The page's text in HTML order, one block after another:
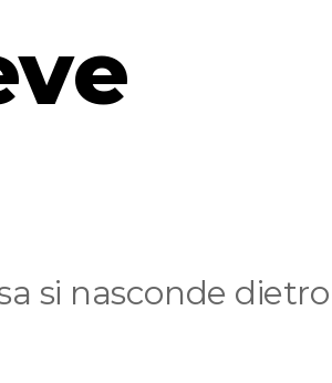
si nasconde dietro